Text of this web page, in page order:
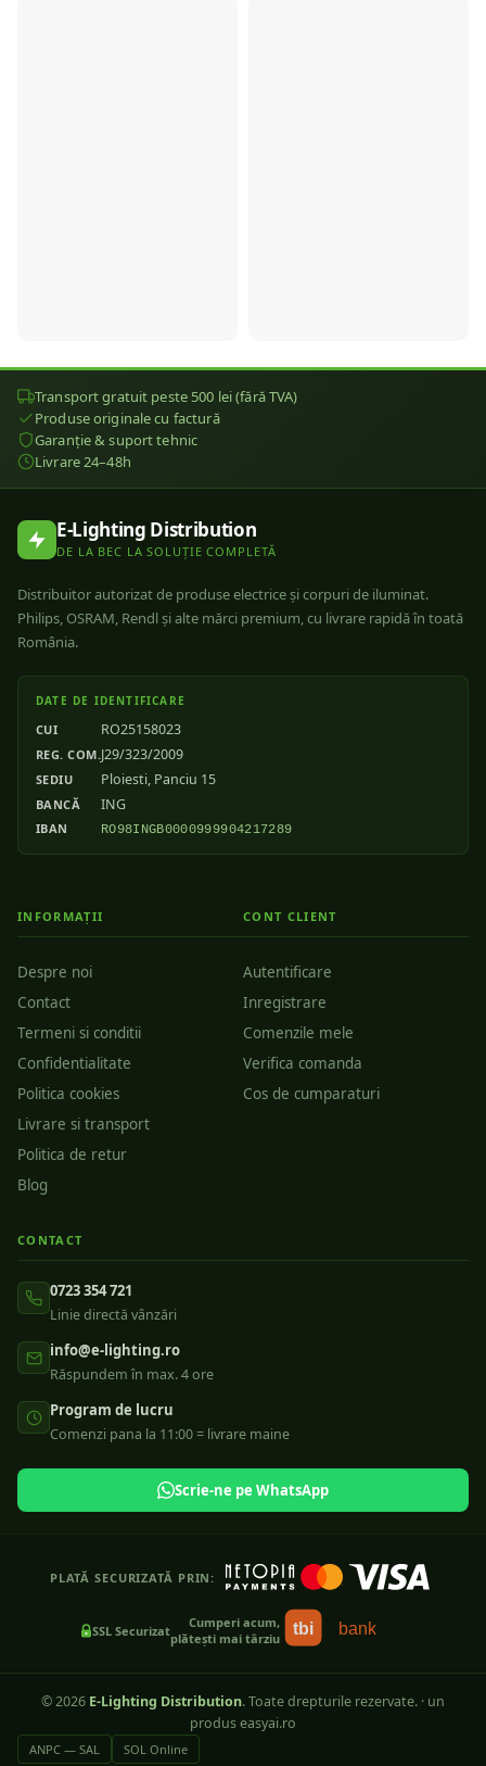
Transport gratuit peste 500 lei (fără TVA)
Produse originale cu factură
Garanție & suport tehnic
Livrare 24–48h
E-Lighting Distribution
DE LA BEC LA SOLUȚIE COMPLETĂ
Distribuitor autorizat de produse electrice și corpuri de iluminat.
Philips, OSRAM, Rendl și alte mărci premium, cu livrare rapidă în toată
România.
DATE DE IDENTIFICARE
CUI RO25158023
REG. COM.J29/323/2009
SEDIU Ploiesti, Panciu 15
BANCĂ ING
IBAN RO98INGB0000999904217289
INFORMAȚII
Despre noi
Contact
Termeni si conditii
Confidentialitate
Politica cookies
Livrare si transport
Politica de retur
Blog
CONT CLIENT
Autentificare
Inregistrare
Comenzile mele
Verifica comanda
Cos de cumparaturi
CONTACT
0723 354 721
Linie directă vânzări
info@e-lighting.ro
Răspundem în max. 4 ore
Program de lucru
Comenzi pana la 11:00 = livrare maine
Scrie-ne pe WhatsApp
PLATĂ SECURIZATĂ PRIN:
SSL Securizat
Cumperi acum,
plătești mai târziu
tbi bank
©2026 E-Lighting Distribution. Toate drepturile rezervate. · un
produs easyai.ro
ANPC — SAL SOL Online